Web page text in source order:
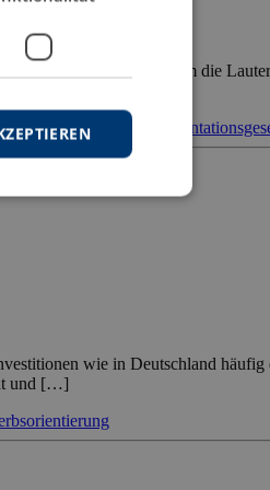
Diskussion um die
ins TPG […]
Staatsaufsicht
wie in Deutschland
und […]